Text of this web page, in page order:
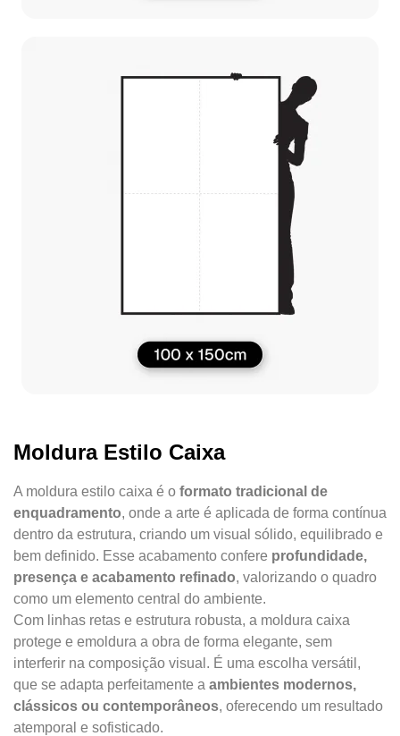
Moldura Estilo Caixa
A moldura estilo caixa é o formato tradicional de
enquadramento, onde a arte é aplicada de forma contínua
dentro da estrutura, criando um visual sólido, equilibrado e
bem definido. Esse acabamento confere profundidade,
presença e acabamento refinado, valorizando o quadro
como um elemento central do ambiente.
Com linhas retas e estrutura robusta, a moldura caixa
protege e emoldura a obra de forma elegante, sem
interferir na composição visual. É uma escolha versátil,
que se adapta perfeitamente a ambientes modernos,
clássicos ou contemporâneos, oferecendo um resultado
atemporal e sofisticado.